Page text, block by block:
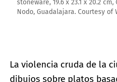
stoneware, 19.6 x 23.1 x 20.2
Nodo, Guadalajara. Courtesy of
La violencia cruda de la
dibujos sobre platos